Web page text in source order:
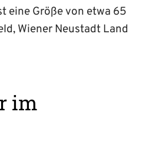
eine Größe von etwa 65
Wiener Neustadt Land
im